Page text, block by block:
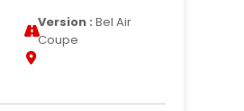
Version : Bel Air
Coupe